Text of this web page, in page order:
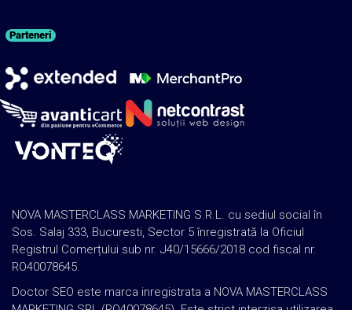
Parteneri
NOVA MASTERCLASS MARKETING S.R.L. cu sediul social în
Sos. Salaj 333, Bucuresti, Sector 5 înregistrată la Oficiul
Registrul Comerțului sub nr. J40/15666/2018 cod fiscal nr.
RO40078645.
Doctor SEO este marca inregistrata a NOVA MASTERCLASS